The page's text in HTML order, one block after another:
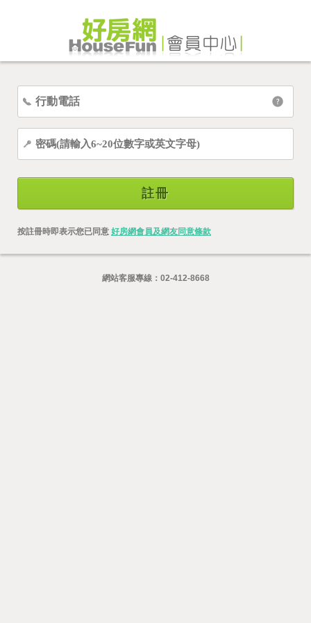
註冊
按註冊時即表示您已同意 好房網會員及網友同意條款
網站客服專線： 02-412-8668